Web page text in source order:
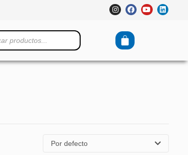
Por defecto